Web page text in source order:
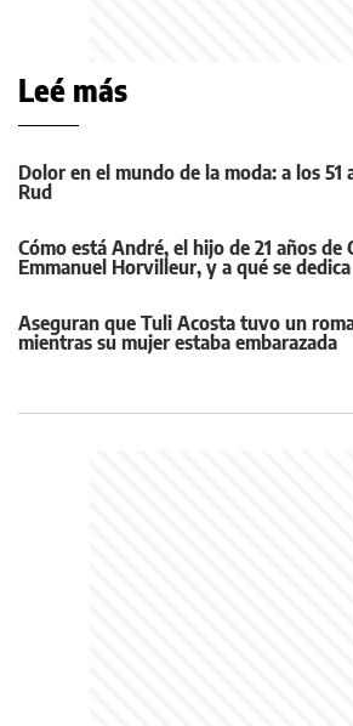
Leé más
Dolor en el mundo de la moda: a los
Rud
Cómo está André, el hijo de 21 años de
Emmanuel Horvilleur, y a qué se dedica
Aseguran que Tuli Acosta tuvo un
mientras su mujer estaba embarazada